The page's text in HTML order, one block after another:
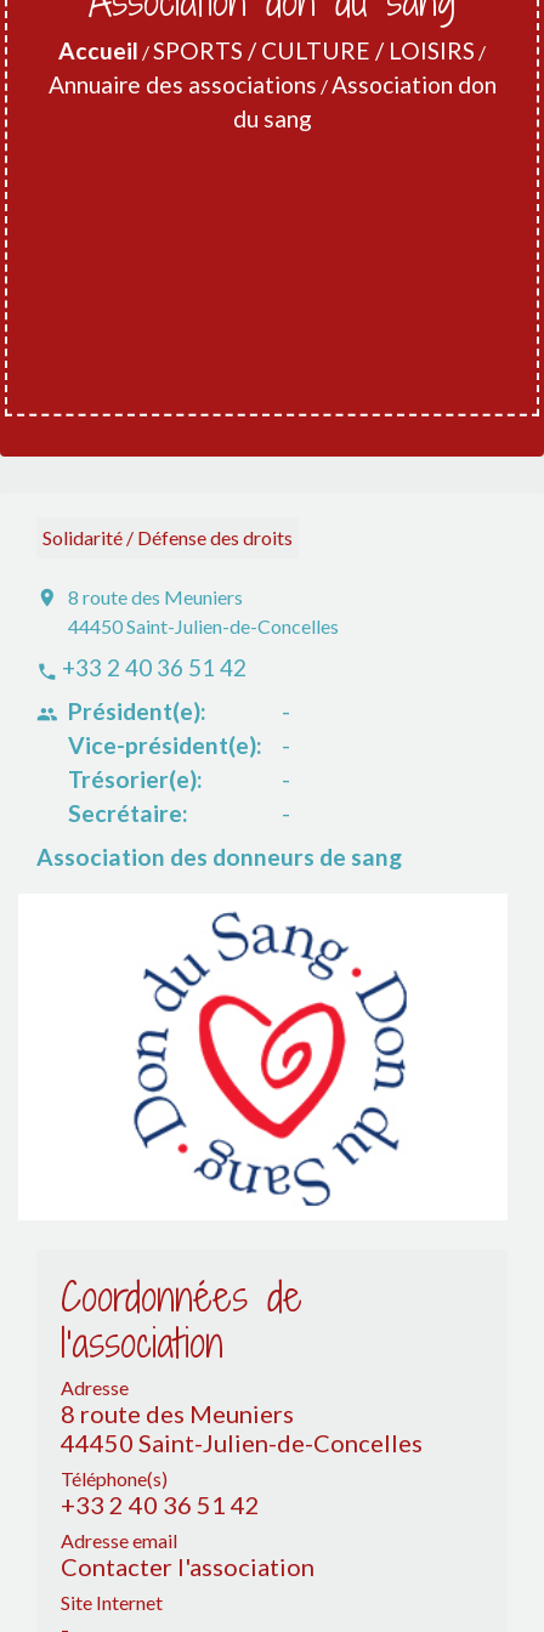
Accueil /SPORTS / CULTURE / LOISIRS /
Annuaire des associations /Association don
du sang
Solidarité / Défense des droits
location_on
8 route des Meuniers
44450 Saint-Julien-de-Concelles
phone +33 2 40 36 51 42
people Président(e):
Vice-président(e):
Trésorier(e):
Secrétaire:
-
-
-
-
Association des donneurs de sang
Coordonnées de
l'association
Adresse
8 route des Meuniers
44450 Saint-Julien-de-Concelles
Téléphone(s)
+33 2 40 36 51 42
Adresse email
Contacter l'association
Site Internet